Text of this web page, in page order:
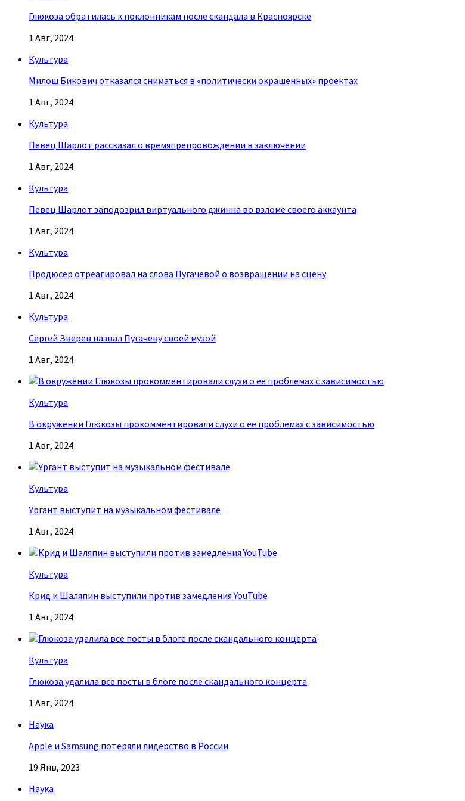
Глюкоза обратилась к поклонникам после скандала в Красноярске
1 Авг, 2024
Культура
Милош Бикович отказался сниматься в «политически окрашенных» проектах
1 Авг, 2024
Культура
Певец Шарлот рассказал о времяпрепровождении в заключении
1 Авг, 2024
Культура
Певец Шарлот заподозрил виртуального джинна во взломе своего аккаунта
1 Авг, 2024
Культура
Продюсер отреагировал на слова Пугачевой о возвращении на сцену
1 Авг, 2024
Культура
Сергей Зверев назвал Пугачеву своей музой
1 Авг, 2024
Культура
В окружении Глюкозы прокомментировали слухи о ее проблемах с зависимостью
1 Авг, 2024
Культура
Ургант выступит на музыкальном фестивале
1 Авг, 2024
Культура
Крид и Шаляпин выступили против замедления YouTube
1 Авг, 2024
Культура
Глюкоза удалила все посты в блоге после скандального концерта
1 Авг, 2024
Наука
Apple и Samsung потеряли лидерство в России
19 Янв, 2023
Наука